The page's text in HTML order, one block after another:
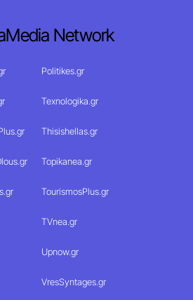
Network
Politikes.gr
Texnologika.gr
Thisishellas.gr
Topikanea.gr
TourismosPlus.gr
TVnea.gr
Upnow.gr
VresSyntages.gr